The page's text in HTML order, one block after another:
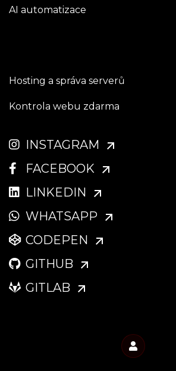
AI automatizace
Hosting a správa serverů
Kontrola webu zdarma
INSTAGRAM
FACEBOOK
LINKEDIN
WHATSAPP
CODEPEN
GITHUB
GITLAB